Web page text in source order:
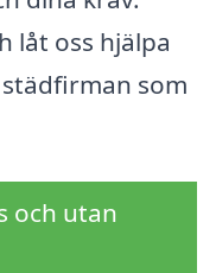
låt oss hjälpa
som
och utan